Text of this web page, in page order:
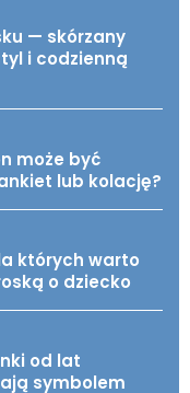
— skórzany
i codzienną
może być
lub kolację?
których warto
o dziecko
od lat
symbolem